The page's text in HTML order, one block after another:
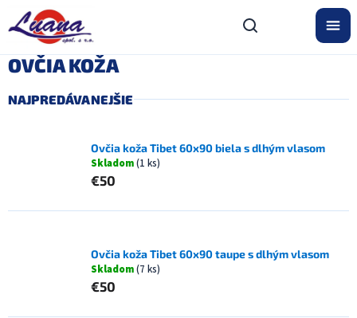
obsah
OVČIA KOŽA
NAJPREDÁVANEJŠIE
Ovčia koža Tibet 60x90 biela s dlhým vlasom
Skladom(1 ks)
€50
Ovčia koža Tibet 60x90 taupe s dlhým vlasom
Skladom(7 ks)
€50